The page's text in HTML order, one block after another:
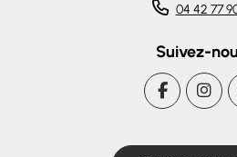
04 42 77
Suivez-